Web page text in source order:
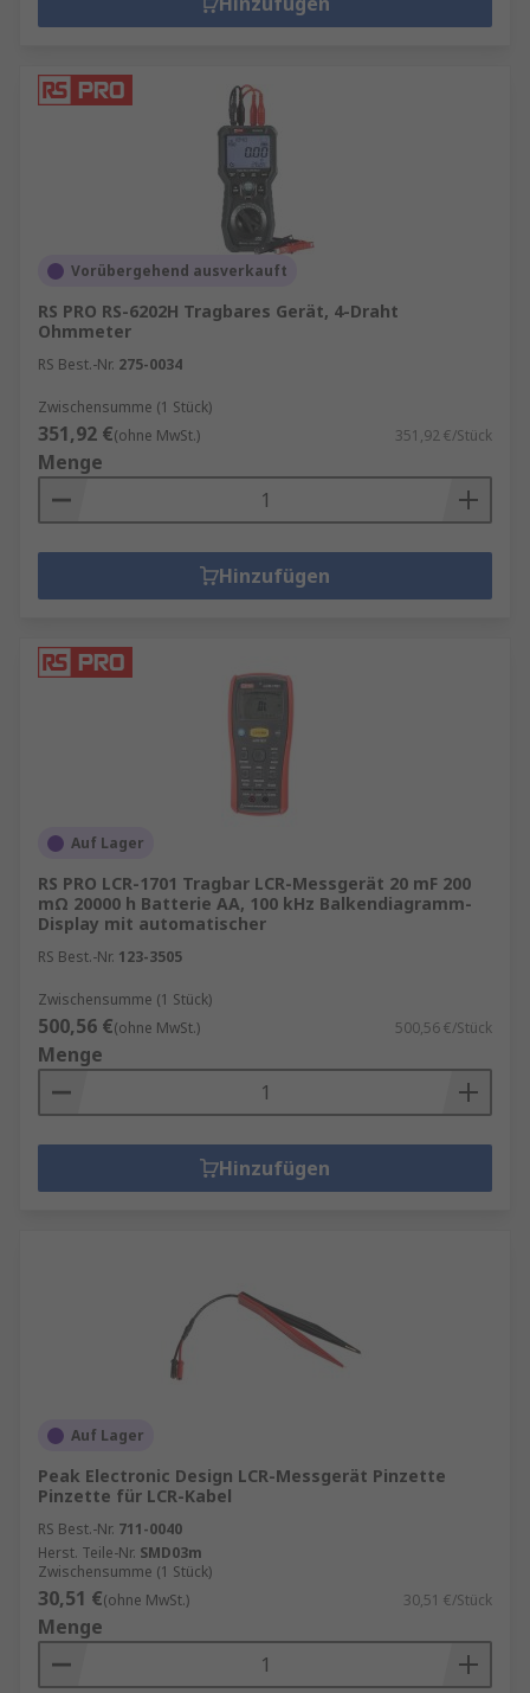
Vorübergehend ausverkauft
RS PRO RS-6202H Tragbares Gerät, 4-Draht
Ohmmeter
RS Best.-Nr. 275-0034
Zwischensumme (1 Stück)
351,92 €(ohne MwSt.) 351,92 €/Stück
Menge
Hinzufügen
Auf Lager
RS PRO LCR-1701 Tragbar LCR-Messgerät 20 mF 200
mΩ 20000 h Batterie AA, 100 kHz Balkendiagramm-
Display mit automatischer
RS Best.-Nr. 123-3505
Zwischensumme (1 Stück)
500,56 €(ohne MwSt.) 500,56 €/Stück
Menge
Hinzufügen
Auf Lager
Peak Electronic Design LCR-Messgerät Pinzette
Pinzette für LCR-Kabel
RS Best.-Nr. 711-0040
Herst. Teile-Nr. SMD03m
Zwischensumme (1 Stück)
30,51 €(ohne MwSt.) 30,51 €/Stück
Menge